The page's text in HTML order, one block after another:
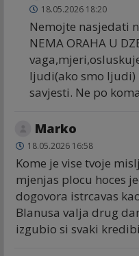
18.05.2026 18:20
Nemojte nasjedati
NEMA ORAHA U
ljudi(ako smo ljudi)
savjesti. Ne po
Marko
18.05.2026 16:58
Kome je vise tvoje
mjenjas plocu hoces
dogovora istrcavas
Blanusa valja drug
izgubio si svaki